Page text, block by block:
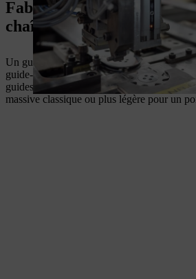
Fabrication d’un guide
chaîne
Un guide avec tête de guide-chaîne se
guide-chaîne plein et d'une tête d’un guide
guides avec tête de guide-chaîne STIHL
massive classique ou plus légère pour un